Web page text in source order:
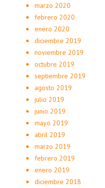
marzo 2020
febrero 2020
enero 2020
diciembre 2019
noviembre 2019
octubre 2019
septiembre 2019
agosto 2019
julio 2019
junio 2019
mayo 2019
abril 2019
marzo 2019
febrero 2019
enero 2019
diciembre 2018